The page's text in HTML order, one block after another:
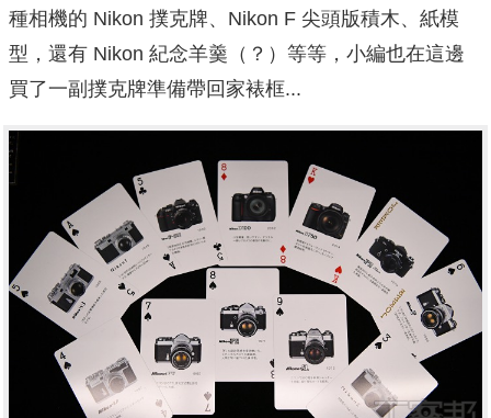
種相機的 Nikon 撲克牌、Nikon F 尖頭版積木、紙模
型，還有 Nikon 紀念羊羹（？）等等，小編也在這邊
買了一副撲克牌準備帶回家裱框...